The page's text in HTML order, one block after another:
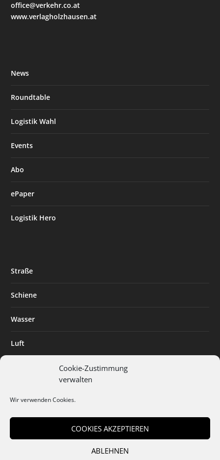
Cookie-Zustimmung
verwalten
Wir verwenden Cookies.
COOKIES AKZEPTIEREN
ABLEHNEN
office@verkehr.co.at
www.verlagholzhausen.at
News
Roundtable
Logistik Wahl
Events
Abo
ePaper
Logistik Hero
Straße
Schiene
Wasser
Luft
Digitalisierung